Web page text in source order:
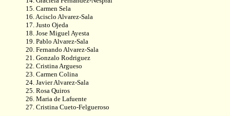
15. Carmen Sela
16. Acisclo Alvarez-Sala
17. Justo Ojeda
18. Jose Miguel Ayesta
19. Pablo Alvarez-Sala
20. Fernando Alvarez-Sala
21. Gonzalo Rodriguez
22. Cristina Argueso
23. Carmen Colina
24. Javier Alvarez-Sala
25. Rosa Quiros
26. Maria de Lafuente
27. Cristina Cueto-Felgueroso